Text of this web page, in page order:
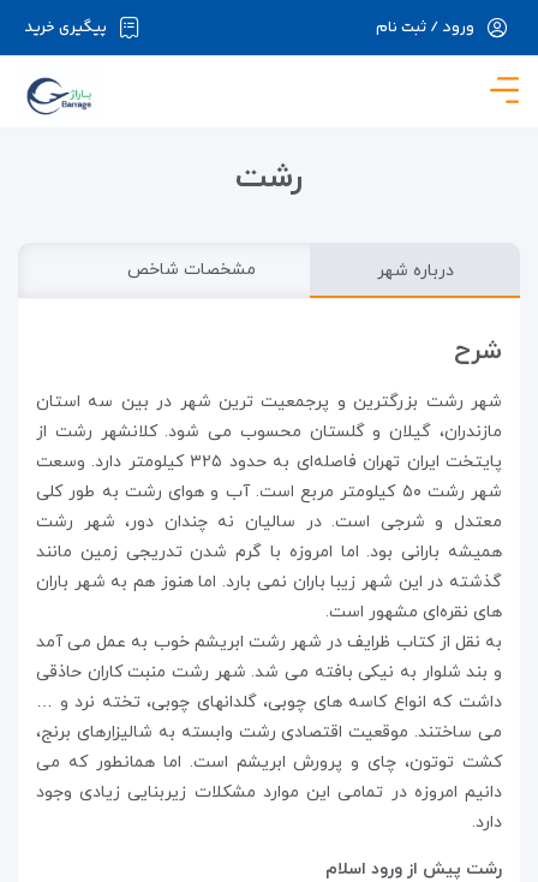
در حال حاضر ارتباط با سرور قطع می باشد لطفا
پیگیری خرید ورود / ثبت نام
رشت
درباره شهر مشخصات شاخص
شرح
شهر رشت بزرگترین و پرجمعیت ترین شهر در بین سه استان
مازندران، گیلان و گلستان محسوب می شود. کلانشهر رشت از
پایتخت ایران تهران فاصله‌ای به حدود ۳۲۵ کیلومتر دارد. وسعت
شهر رشت ۵۰ کیلومتر مربع است. آب و هوای رشت به طور کلی
معتدل و شرجی است. در سالیان نه چندان دور، شهر رشت
همیشه بارانی بود. اما امروزه با گرم شدن تدریجی زمین مانند
گذشته در این شهر زیبا باران نمی بارد. اما هنوز هم به شهر باران
های نقره‌ای مشهور است.
به نقل از کتاب ظرایف در شهر رشت ابریشم خوب به عمل می آمد
و بند شلوار به نیکی بافته می شد. شهر رشت منبت کاران حاذقی
داشت که انواع کاسه های چوبی، گلدانهای چوبی، تخته نرد و …
می ساختند. موقعیت اقتصادی رشت وابسته به شالیزارهای برنج،
کشت توتون، چای و پرورش ابریشم است. اما همانطور که می
دانیم امروزه در تمامی این موارد مشکلات زیربنایی زیادی وجود
دارد.
رشت پیش از ورود اسلام